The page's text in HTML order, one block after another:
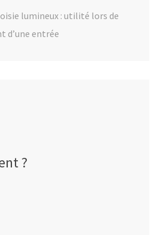
lumineux : utilité lors de
d’une entrée
?